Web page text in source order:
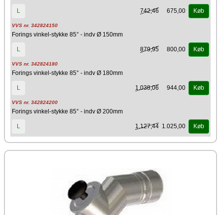
L 742,46 675,00 Køb
VVS nr. 342824150
Forings vinkel-stykke 85° - indv Ø 150mm
L 879,95 800,00 Køb
VVS nr. 342824180
Forings vinkel-stykke 85° - indv Ø 180mm
L 1.038,06 944,00 Køb
VVS nr. 342824200
Forings vinkel-stykke 85° - indv Ø 200mm
L 1.127,44 1.025,00 Køb